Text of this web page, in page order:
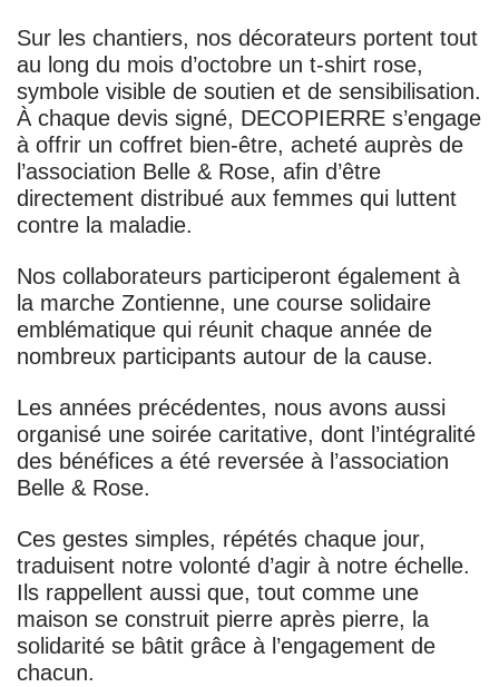
Sur les chantiers, nos décorateurs portent tout
au long du mois d’octobre un t-shirt rose,
symbole visible de soutien et de sensibilisation.
À chaque devis signé, DECOPIERRE s’engage
à offrir un coffret bien-être, acheté auprès de
l’association Belle & Rose, afin d’être
directement distribué aux femmes qui luttent
contre la maladie.
Nos collaborateurs participeront également à
la marche Zontienne, une course solidaire
emblématique qui réunit chaque année de
nombreux participants autour de la cause.
Les années précédentes, nous avons aussi
organisé une soirée caritative, dont l’intégralité
des bénéfices a été reversée à l’association
Belle & Rose.
Ces gestes simples, répétés chaque jour,
traduisent notre volonté d’agir à notre échelle.
Ils rappellent aussi que, tout comme une
maison se construit pierre après pierre, la
solidarité se bâtit grâce à l’engagement de
chacun.